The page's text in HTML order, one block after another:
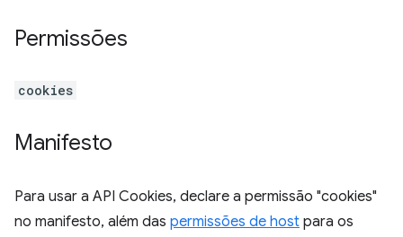
Permissões
cookies
Manifesto
Para usar a API Cookies, declare a permissão "cookies"
no manifesto, além das permissões de host para os